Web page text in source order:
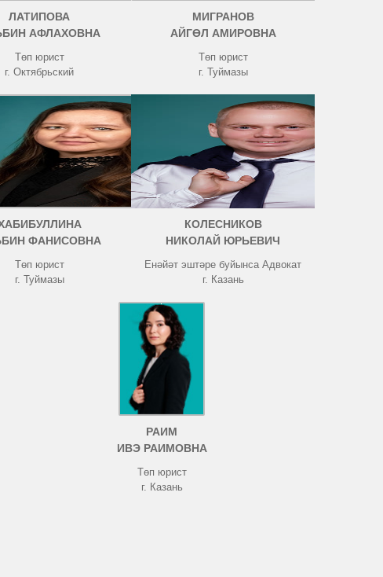
ЛАТИПОВА
АФЛАХОВНА
Төп юрист
г. Октябрьский
МИГРАНОВ
АЙГӨЛ АМИРОВНА
Төп юрист
г. Туймазы
ФАНИСОВНА
Төп юрист
г. Туймазы
КОЛЕСНИКОВ
НИКОЛАЙ ЮРЬЕВИЧ
Енәйәт эштәре буйынса Адвокат
г. Казань
РАИМ
ИВЭ РАИМОВНА
Төп юрист
г. Казань